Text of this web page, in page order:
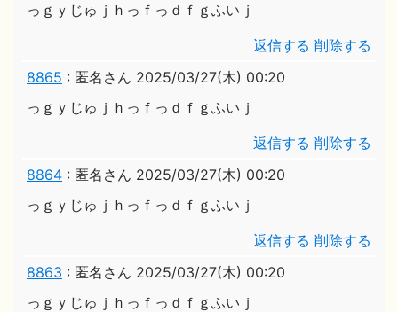
っｇｙじゅｊｈっｆっｄｆｇふいｊ
返信する 削除する
8865 : 匿名さん 2025/03/27(木) 00:20
っｇｙじゅｊｈっｆっｄｆｇふいｊ
返信する 削除する
8864 : 匿名さん 2025/03/27(木) 00:20
っｇｙじゅｊｈっｆっｄｆｇふいｊ
返信する 削除する
8863 : 匿名さん 2025/03/27(木) 00:20
っｇｙじゅｊｈっｆっｄｆｇふいｊ